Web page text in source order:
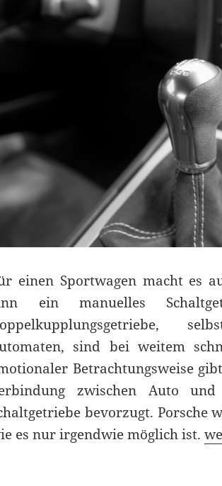
einen Sportwagen macht es
ein manuelles
sind bei weitem
Betrachtungsweise
zwischen Auto
bevorzugt. Porsche
es nur irgendwie möglich ist.